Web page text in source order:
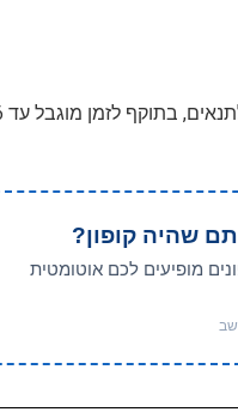
שהיה קופון?
מופיעים לכם אוטומטית